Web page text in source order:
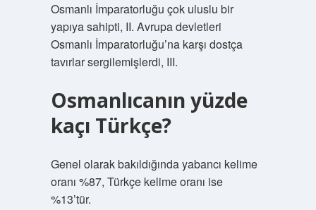
Osmanlı İmparatorluğu çok uluslu bir
yapıya sahipti, II. Avrupa devletleri
Osmanlı İmparatorluğu’na karşı dostça
tavırlar sergilemişlerdi, III.
Osmanlıcanın yüzde
kaçı Türkçe?
Genel olarak bakıldığında yabancı kelime
oranı %87, Türkçe kelime oranı ise
%13’tür.